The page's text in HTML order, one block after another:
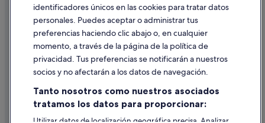
Ayuda
Cancelar un vuelo
Cancelar una reserva de hotel o de un alquiler vacacional
Utilizar un cupón de Expedia
identificadores únicos en las cookies para tratar datos
personales. Puedes aceptar o administrar tus
preferencias haciendo clic abajo o, en cualquier
momento, a través de la página de la política de
privacidad. Tus preferencias se notificarán a nuestros
socios y no afectarán a los datos de navegación.
Tanto nosotros como nuestros asociados
tratamos los datos para proporcionar:
Utilizar datos de localización geográfica precisa. Analizar